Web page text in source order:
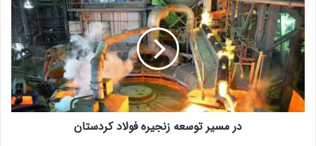
در مسیر توسعه زنجیره فولاد کردستان